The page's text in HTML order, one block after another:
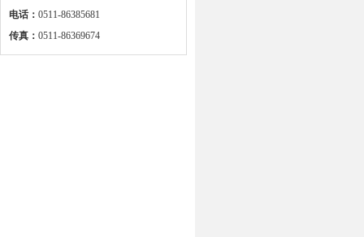
电话： 0511-86385681
传真： 0511-86369674